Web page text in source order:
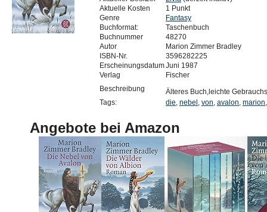
Aktuelle Kosten
1 Punkt
Genre
Fantasy
Buchformat:
Taschenbuch
Buchnummer
48270
Autor
Marion Zimmer Bradley
ISBN-Nr.
3596282225
ErscheinungsdatumJuni 1987
Verlag
Fischer
Beschreibung
Älteres Buch,leichte
Tags:
die, nebel , von, avalon, marion
Angebote bei Amazon